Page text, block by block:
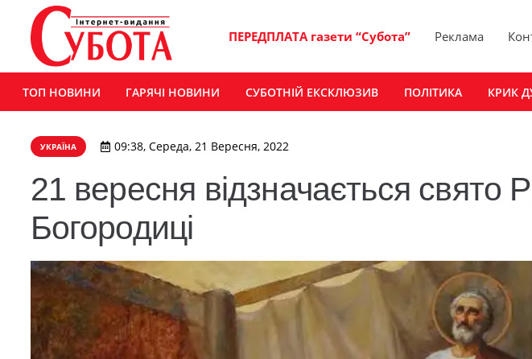
ПЕРЕДПЛАТА газети “Субота” Реклама
ТОП НОВИНИ ГАРЯЧІ НОВИНИ СУБОТНІЙ ЕКСКЛЮЗИВ ПОЛІТИКА КРИК
УКРАЇНА 09:38, Середа, 21 Вересня, 2022
21 вересня відзначається свято
Богородиці